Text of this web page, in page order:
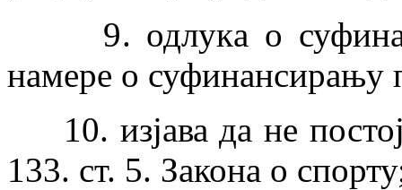
9. одлукa о
намере о суфинансирању
10. изјава да не
133. ст. 5. Закона о